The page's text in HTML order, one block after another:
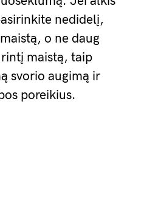
nedidelį,
maistą, o ne daug
maistą, taip
svorio augimą ir
poreikius.